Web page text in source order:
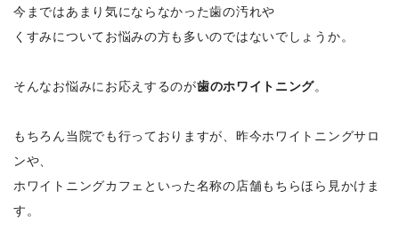
今まではあまり気にならなかった歯の汚れや
くすみについてお悩みの方も多いのではないでしょうか。
そんなお悩みにお応えするのが歯のホワイトニング。
もちろん当院でも行っておりますが、昨今ホワイトニングサロ
ンや、
ホワイトニングカフェといった名称の店舗もちらほら見かけま
す。